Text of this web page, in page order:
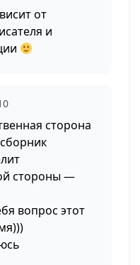
от
и
сторона
стороны —
вопрос этот